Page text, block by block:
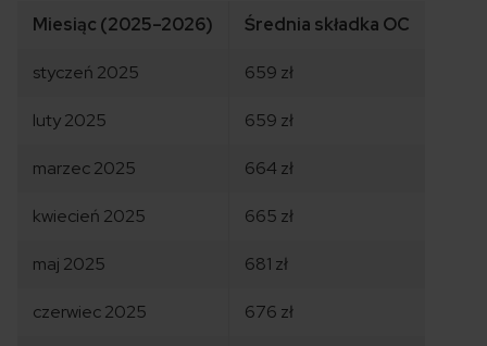
Miesiąc (2025–2026) Średnia składka OC
styczeń 2025 659 zł
luty 2025 659 zł
marzec 2025 664 zł
kwiecień 2025 665 zł
maj 2025 681 zł
czerwiec 2025 676 zł